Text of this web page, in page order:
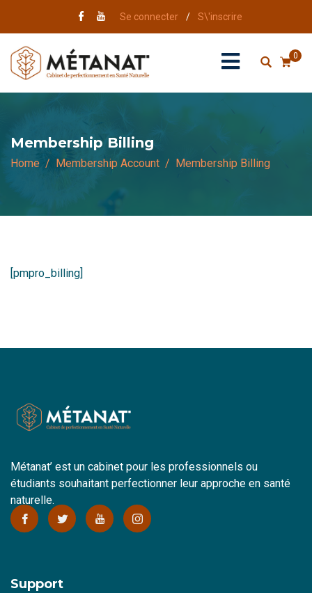
Se connecter / S\'inscrire
0
Membership Billing
Home Membership Account Membership Billing
[pmpro_billing]
Métanat’ est un cabinet pour les professionnels ou
étudiants souhaitant perfectionner leur approche en santé
naturelle.
Support